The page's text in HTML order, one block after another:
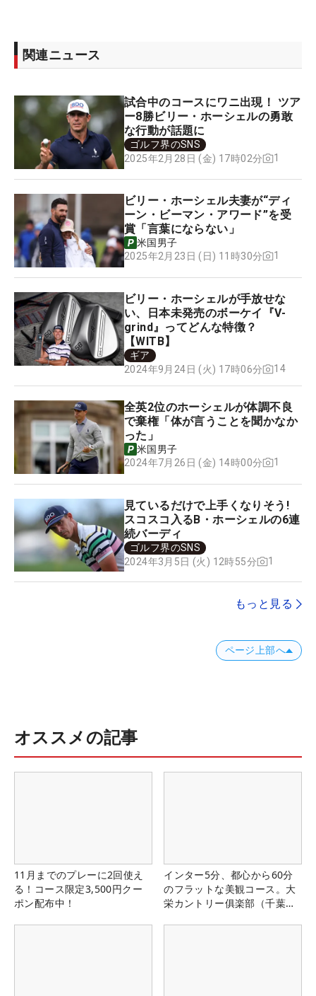
関連ニュース
試合中のコースにワニ出現！ ツア
ー8勝ビリー・ホーシェルの勇敢
な行動が話題に
ゴルフ界のSNS
2025年2月28日 (金) 17時02分
1
ビリー・ホーシェル夫妻が“ディ
ーン・ビーマン・アワード”を受
賞「言葉にならない」
米国男子
2025年2月23日 (日) 11時30分
1
ビリー・ホーシェルが手放せな
い、日本未発売のボーケイ『V-
grind』ってどんな特徴？
【WITB】
ギア
2024年9月24日 (火) 17時06分
14
全英2位のホーシェルが体調不良
で棄権「体が言うことを聞かなか
った」
米国男子
2024年7月26日 (金) 14時00分
1
見ているだけで上手くなりそう!
スコスコ入るB・ホーシェルの6連
続バーディ
ゴルフ界のSNS
2024年3月5日 (火) 12時55分
1
もっと見る
ページ上部へ
オススメの記事
11月までのプレーに2回使え
る！コース限定3,500円クー
ポン配布中！
インター5分、都心から60分
のフラットな美観コース。大
栄カントリー俱楽部（千葉